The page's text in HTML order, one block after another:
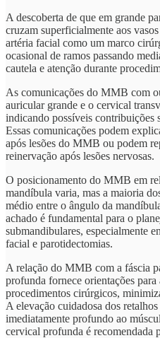
A descoberta de que em grande
cruzam superficialmente aos
artéria facial como um marco
ocasional de ramos passando
cautela e atenção durante
As comunicações do MMB com
auricular grande e o cervical
indicando possíveis contribuições
Essas comunicações podem
após lesões do MMB ou podem
reinervação após lesões nervosas.
O posicionamento do MMB em
mandíbula varia, mas a maioria
médio entre o ângulo da
achado é fundamental para o
submandibulares, especialmente
facial e parotidectomias.
A relação do MMB com a fáscia
profunda fornece orientações para
procedimentos cirúrgicos,
A elevação cuidadosa dos
imediatamente profundo ao
cervical profunda é recomendada